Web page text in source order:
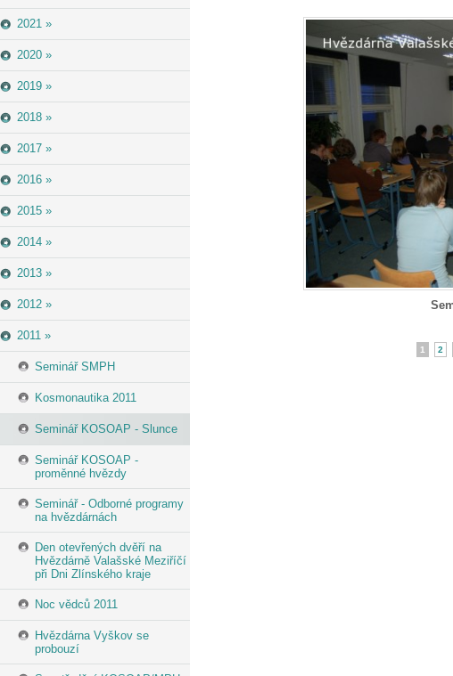
2021 »
2020 »
2019 »
2018 »
2017 »
2016 »
2015 »
2014 »
2013 »
2012 »
2011 »
Seminář SMPH
Kosmonautika 2011
Seminář KOSOAP - Slunce
Seminář KOSOAP -
proměnné hvězdy
Seminář - Odborné programy
na hvězdárnách
Den otevřených dvěří na
Hvězdárně Valašské Meziříčí
při Dni Zlínského kraje
Noc vědců 2011
Hvězdárna Vyškov se
probouzí
1 2